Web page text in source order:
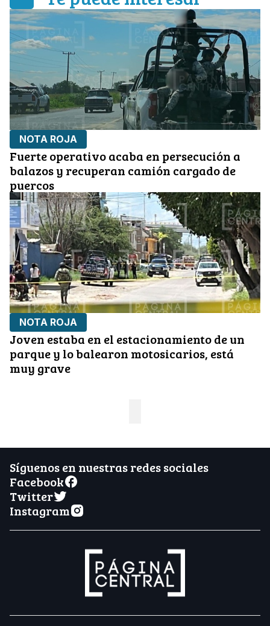
NOTA ROJA
Fuerte operativo acaba en persecución a
balazos y recuperan camión cargado de
puercos
NOTA ROJA
Joven estaba en el estacionamiento de un
parque y lo balearon motosicarios, está
muy grave
Síguenos en nuestras redes sociales
Facebook
Twitter
Instagram